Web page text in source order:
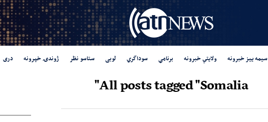
سیمه ییز خبرونه ولایتي خبرونه برنامې سوداگري لوبی ستاسو نظر ژوندۍ خپرونه دری
All posts tagged "Somalia"